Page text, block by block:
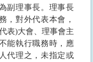
副理事長。理事長
，對外代表本會，
表)大會、理事會主
能執行職務時，應
代理之，未指定或